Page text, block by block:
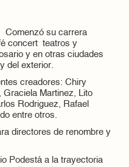
Comenzó su carrera
concert teatros y
y en otras ciudades
del exterior.
creadores: Chiry
Graciela Martinez, Lito
Rodriguez, Rafael
entre otros.
directores de renombre y
Podestá a la trayectoria